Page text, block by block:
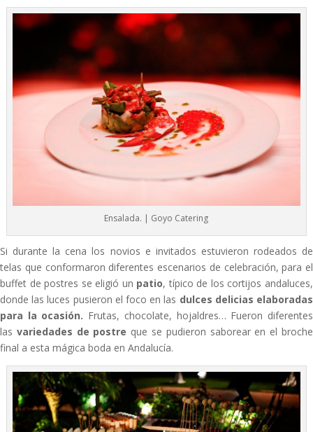
Ensalada. | Goyo Catering
Si durante la cena los novios e invitados estuvieron rodeados de
telas que conformaron diferentes escenarios de celebración, para el
buffet de postres se eligió un patio, típico de los cortijos andaluces,
donde las luces pusieron el foco en las dulces delicias elaboradas
para la ocasión. Frutas, chocolate, hojaldres… Fueron diferentes
las variedades de postre que se pudieron saborear en el broche
final a esta mágica boda en Andalucía.